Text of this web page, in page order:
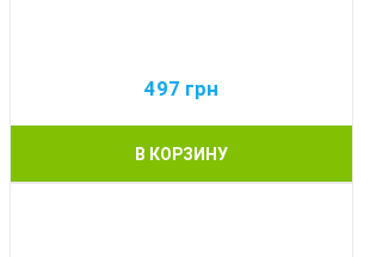
497 грн
В КОРЗИНУ